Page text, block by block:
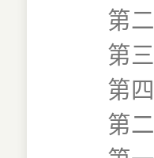
第
第
第
第